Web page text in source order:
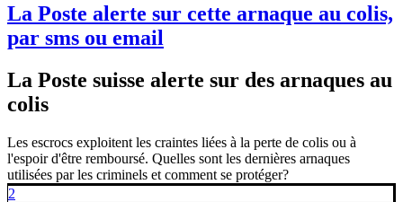
La Poste alerte sur cette arnaque au colis,
par sms ou email
La Poste suisse alerte sur des arnaques au
colis
Les escrocs exploitent les craintes liées à la perte de colis ou à
l'espoir d'être remboursé. Quelles sont les dernières arnaques
utilisées par les criminels et comment se protéger?
2